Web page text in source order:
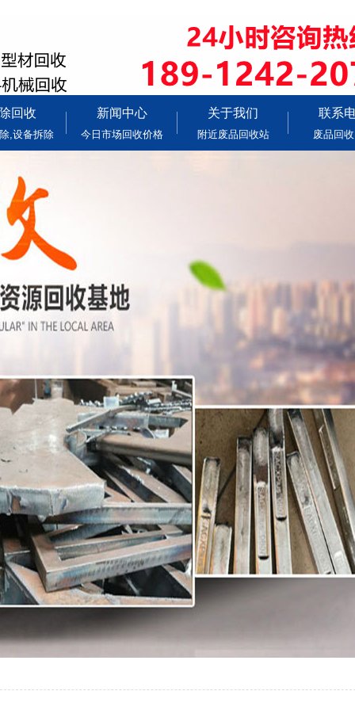
回收
,设备拆除
新闻中心
今日市场回收价格
关于我们
附近废品回收站
联系
废品回